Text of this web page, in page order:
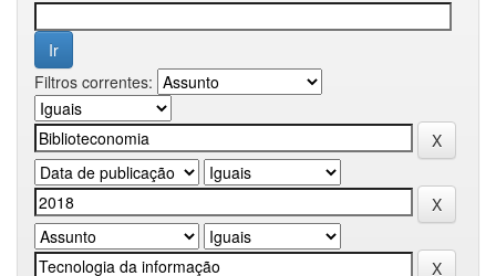
Filtros correntes: